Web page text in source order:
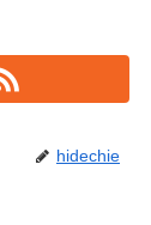
hidechie